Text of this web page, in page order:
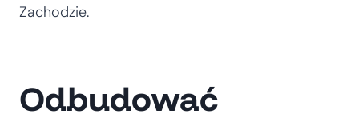
Zachodzie.
Odbudować